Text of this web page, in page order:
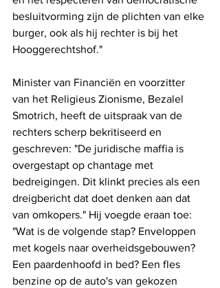
besluitvorming zijn de plichten van elke
burger, ook als hij rechter is bij het
Hooggerechtshof."
Minister van Financiën en voorzitter
van het Religieus Zionisme, Bezalel
Smotrich, heeft de uitspraak van de
rechters scherp bekritiseerd en
geschreven: "De juridische maffia is
overgestapt op chantage met
bedreigingen. Dit klinkt precies als een
dreigbericht dat doet denken aan dat
van omkopers." Hij voegde eraan toe:
"Wat is de volgende stap? Enveloppen
met kogels naar overheidsgebouwen?
Een paardenhoofd in bed? Een fles
benzine op de auto's van gekozen